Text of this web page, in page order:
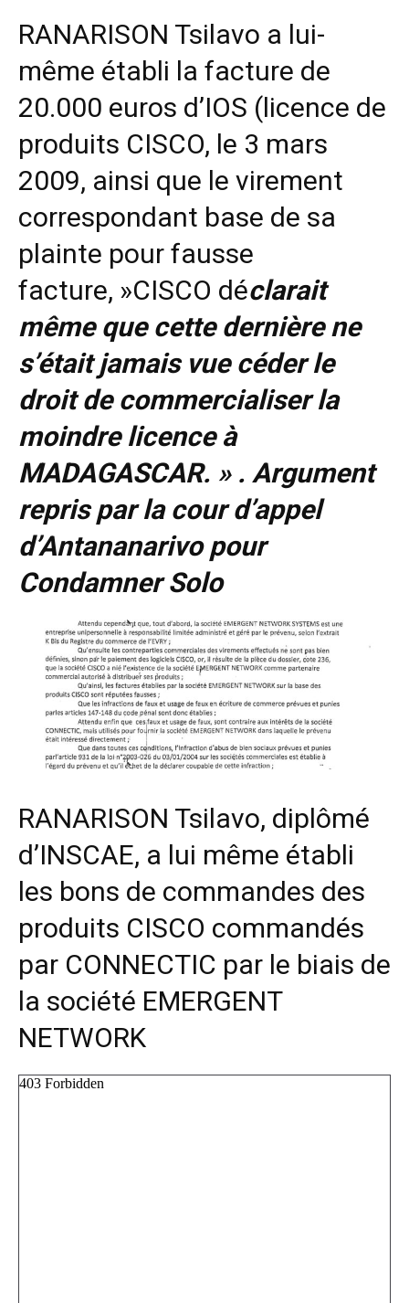
RANARISON Tsilavo a lui-
même établi la facture de
20.000 euros d’IOS (licence de
produits CISCO, le 3 mars
2009, ainsi que le virement
correspondant base de sa
plainte pour fausse
facture, »CISCO déclarait
même que cette dernière ne
s’était jamais vue céder le
droit de commercialiser la
moindre licence à
MADAGASCAR. » . Argument
repris par la cour d’appel
d’Antananarivo pour
Condamner Solo
RANARISON Tsilavo, diplômé
d’INSCAE, a lui même établi
les bons de commandes des
produits CISCO commandés
par CONNECTIC par le biais de
la société EMERGENT
NETWORK